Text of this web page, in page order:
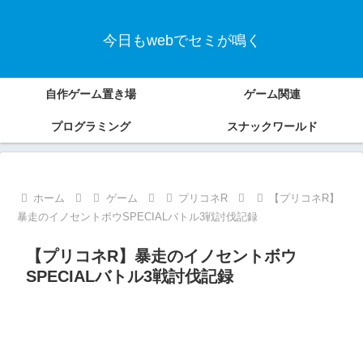
今日もwebでセミが鳴く
自作ゲーム置き場 ゲーム関連
プログラミング スナックワールド
ホーム ゲーム プリコネR
【プリコネR】
暴走のイノセントボウSPECIALバトル3戦討伐記録
【プリコネR】暴走のイノセントボウ
SPECIALバトル3戦討伐記録